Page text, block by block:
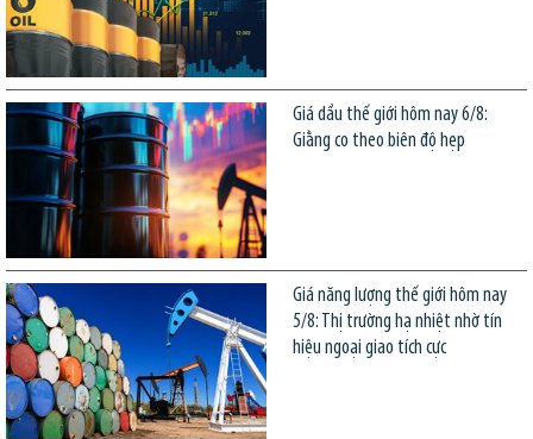
Giá dầu thế giới hôm nay 6/8:
Giằng co theo biên độ hẹp
Giá năng lượng thế giới hôm nay
5/8: Thị trường hạ nhiệt nhờ tín
hiệu ngoại giao tích cực